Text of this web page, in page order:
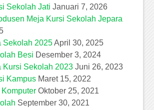
Sekolah Jati Januari 7, 2026
Meja Kursi Sekolah Jepara
Sekolah 2025 April 30, 2025
Besi Desember 3, 2024
Kursi Sekolah 2023 Juni 26, 2023
Kampus Maret 15, 2022
Oktober 25, 2021
September 30, 2021